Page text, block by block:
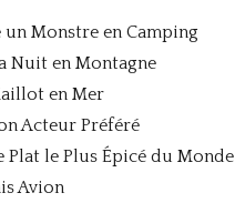
un Monstre en Camping
Nuit en Montagne
en Mer
Acteur Préféré
Plat le Plus Épicé du Monde
Avion